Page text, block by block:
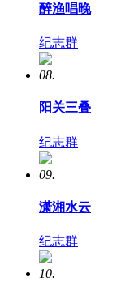
醉渔唱晚
纪志群
08.
阳关三叠
纪志群
09.
潇湘水云
纪志群
10.